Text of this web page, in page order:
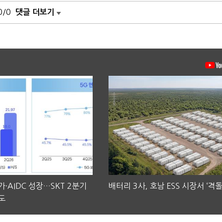
0 댓글 더보기
·AIDC 성장…SKT 2분기
배터리 3사, 호남 ESS 시장서 ‘격돌